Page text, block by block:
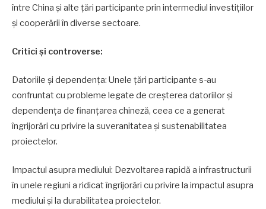
între China și alte țări participante prin intermediul investițiilor
și cooperării în diverse sectoare.
Critici și controverse:
Datoriile și dependența: Unele țări participante s-au
confruntat cu probleme legate de creșterea datoriilor și
dependența de finanțarea chineză, ceea ce a generat
îngrijorări cu privire la suveranitatea și sustenabilitatea
proiectelor.
Impactul asupra mediului: Dezvoltarea rapidă a infrastructurii
în unele regiuni a ridicat îngrijorări cu privire la impactul asupra
mediului și la durabilitatea proiectelor.